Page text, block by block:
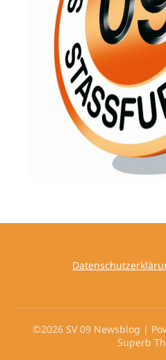
©2026 SV 09 Newsblog |
Superb